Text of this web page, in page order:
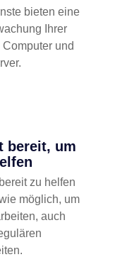
bieten eine
Ihrer
und
bereit, um
zu helfen
möglich, um
auch